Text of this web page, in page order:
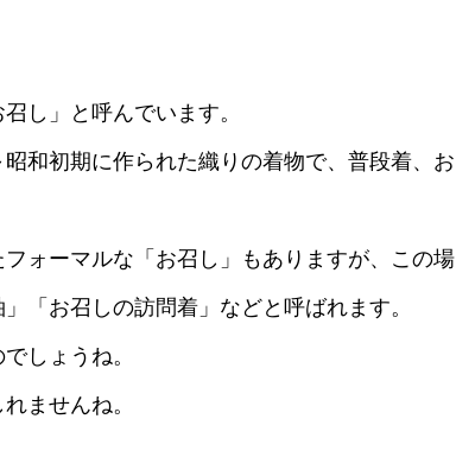
し」と呼んでいます。
和初期に作られた織りの着物で、普段着、お
ォーマルな「お召し」もありますが、この場
「お召しの訪問着」などと呼ばれます。
しょうね。
ませんね。